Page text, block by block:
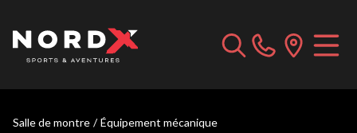
Salle de montre / Équipement mécanique